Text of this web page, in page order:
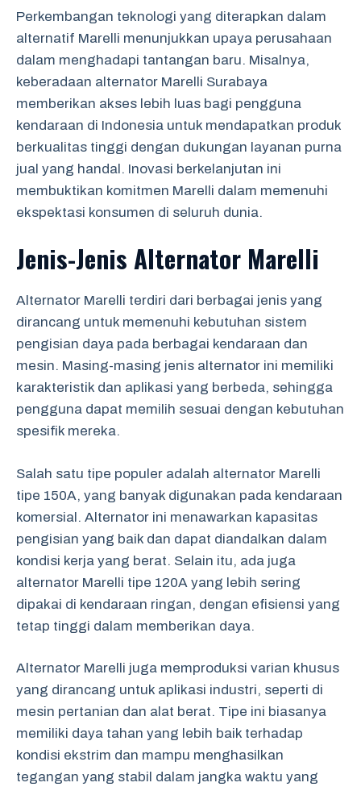
Perkembangan teknologi yang diterapkan dalam
alternatif Marelli menunjukkan upaya perusahaan
dalam menghadapi tantangan baru. Misalnya,
keberadaan alternator Marelli Surabaya
memberikan akses lebih luas bagi pengguna
kendaraan di Indonesia untuk mendapatkan produk
berkualitas tinggi dengan dukungan layanan purna
jual yang handal. Inovasi berkelanjutan ini
membuktikan komitmen Marelli dalam memenuhi
ekspektasi konsumen di seluruh dunia.
Jenis-Jenis Alternator Marelli
Alternator Marelli terdiri dari berbagai jenis yang
dirancang untuk memenuhi kebutuhan sistem
pengisian daya pada berbagai kendaraan dan
mesin. Masing-masing jenis alternator ini memiliki
karakteristik dan aplikasi yang berbeda, sehingga
pengguna dapat memilih sesuai dengan kebutuhan
spesifik mereka.
Salah satu tipe populer adalah alternator Marelli
tipe 150A, yang banyak digunakan pada kendaraan
komersial. Alternator ini menawarkan kapasitas
pengisian yang baik dan dapat diandalkan dalam
kondisi kerja yang berat. Selain itu, ada juga
alternator Marelli tipe 120A yang lebih sering
dipakai di kendaraan ringan, dengan efisiensi yang
tetap tinggi dalam memberikan daya.
Alternator Marelli juga memproduksi varian khusus
yang dirancang untuk aplikasi industri, seperti di
mesin pertanian dan alat berat. Tipe ini biasanya
memiliki daya tahan yang lebih baik terhadap
kondisi ekstrim dan mampu menghasilkan
tegangan yang stabil dalam jangka waktu yang